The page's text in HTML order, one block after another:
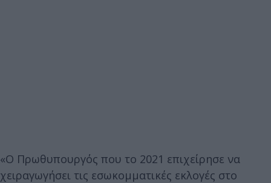
«Ο Πρωθυπουργός που το 2021 επιχείρησε να
χειραγωγήσει τις εσωκομματικές εκλογές στο